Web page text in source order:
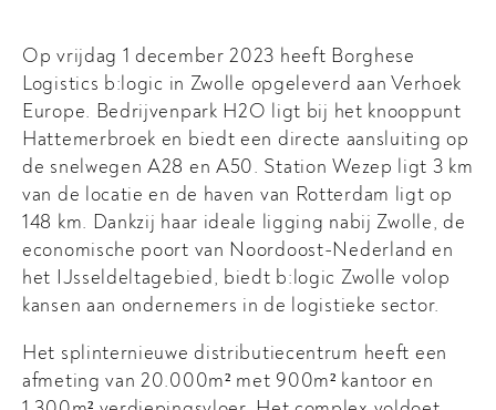
Op vrijdag 1 december 2023 heeft Borghese
Logistics b:logic in Zwolle opgeleverd aan Verhoek
Europe. Bedrijvenpark H2O ligt bij het knooppunt
Hattemerbroek en biedt een directe aansluiting op
de snelwegen A28 en A50. Station Wezep ligt 3 km
van de locatie en de haven van Rotterdam ligt op
148 km. Dankzij haar ideale ligging nabij Zwolle, de
economische poort van Noordoost-Nederland en
het IJsseldeltagebied, biedt b:logic Zwolle volop
kansen aan ondernemers in de logistieke sector.
Het splinternieuwe distributiecentrum heeft een
afmeting van 20.000m² met 900m² kantoor en